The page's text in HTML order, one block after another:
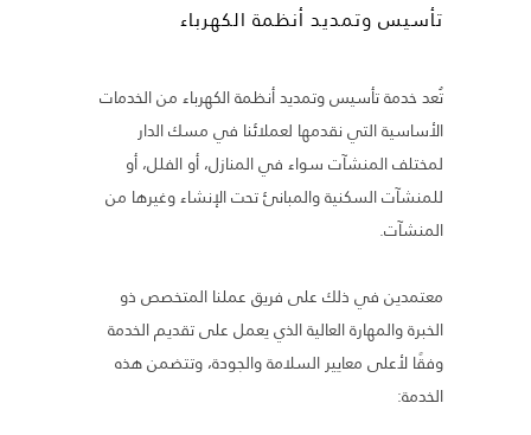
تأسيس وتمديد أنظمة الكهرباء
تُعد خدمة تأسيس وتمديد أنظمة الكهرباء من الخدمات
الأساسية التي نقدمها لعملائنا في مسك الدار
لمختلف المنشآت سواء في المنازل، أو الفلل، أو
للمنشآت السكنية والمبانئ تحت الإنشاء وغيرها من
المنشآت.
معتمدين في ذلك على فريق عملنا المتخصص ذو
الخبرة والمهارة العالية الذي يعمل على تقديم الخدمة
وفقًا لأعلى معايير السلامة والجودة، وتتضمن هذه
الخدمة: